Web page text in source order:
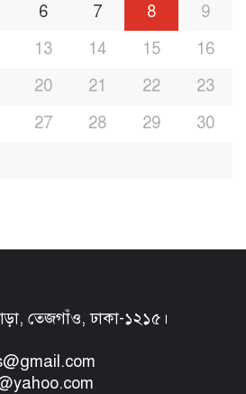
6 7 8
9
13 14 15
16
20 21 22
23
27 28 29
30
তেজগাঁও, ঢাকা-১২১৫।